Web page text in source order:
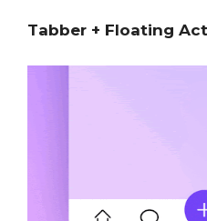
Tabber + Floating